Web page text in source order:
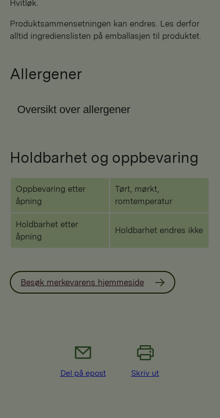
hvitløk.
Produktsammensetningen kan endres. Les derfor
alltid ingredienslisten på emballasjen til produktet.
Allergener
Oversikt over allergener
Holdbarhet og oppbevaring
Oppbevaring etter
åpning
Tørt, mørkt,
romtemperatur
Holdbarhet etter
åpning
Holdbarhet endres ikke
Besøk merkevarens hjemmeside
Del på epost Skriv ut